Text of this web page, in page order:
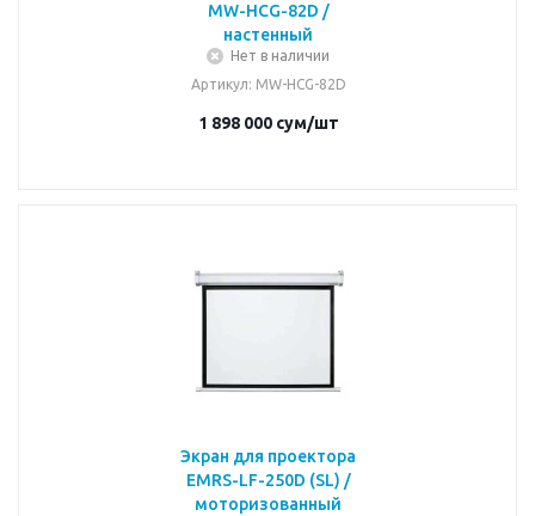
MW-HCG-82D /
настенный
Нет в наличии
Артикул: MW-HCG-82D
1 898 000сум/шт
Экран для проектора
EMRS-LF-250D (SL) /
моторизованный